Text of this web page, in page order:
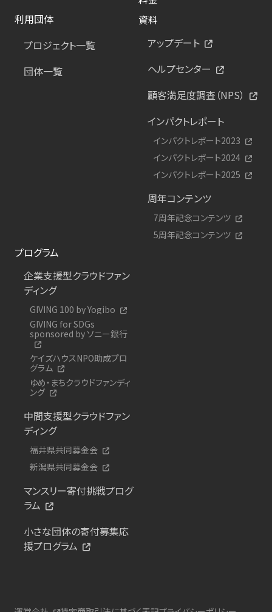
利用団体
プロジェクト一覧
団体一覧
資料
アップデート
ヘルプセンター
顧客満足度調査（NPS）
インパクトレポート
インパクトレポート2023
インパクトレポート2024
インパクトレポート2025
周年コンテンツ
7周年記念コンテンツ
5周年記念コンテンツ
プログラム
企業支援型クラウドファン
ディング
GIVING 100 by Yogibo
GIVING for SDGs
sponsored by ソニー銀行
ケイズハウスNPO助成プロ
グラム
ゆめ・まちクラウドファンディ
ング
中間支援型クラウドファン
ディング
福井県共同募金会
新潟県共同募金会
マンスリー寄付挑戦プログ
ラム
小さな団体の寄付募集応
援プログラム